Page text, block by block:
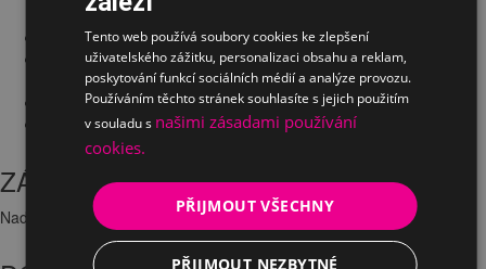
opěrákem
anatomicky tvarovaný sedák
opěrák ze samonosné síťoviny s příměsí ocelových vláken
zajišťující stálost a pevnou oporu zad
píst umožňující změnit výšku sedáku
univerzální kolečka vhodné pro všechny povrchy podlah
ZÁRUKA
Nadstandardní záruka 5 let.
Tento web používá soubory cookies ke zlepšení
uživatelského zážitku, personalizaci obsahu a reklam,
poskytování funkcí sociálních médií a analýze provozu.
Používáním těchto stránek souhlasíte s jejich použitím
v souladu s našimi zásadami používání
cookies.
PŘIJMOUT VŠECHNY
PŘIJMOUT NEZBYTNÉ